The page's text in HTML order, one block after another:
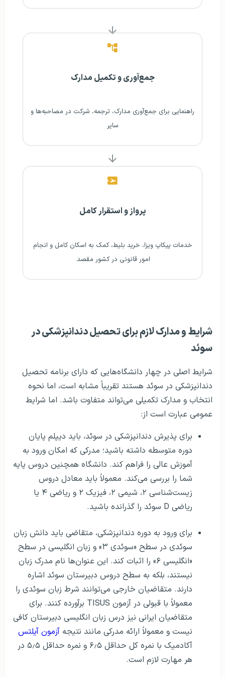
جمع‌آوری و تکمیل مدارک
راهنمایی برای جمع‌آوری مدارک، ترجمه، شرکت در مصاحبه‌ها و
سایر
پرواز و استقرار کامل
خدمات پیکاپ ویزا، خرید بلیط، کمک به اسکان کامل و انجام
امور قانونی در کشور مقصد.
شرایط و مدارک لازم برای تحصیل دندانپزشکی در
سوئد
شرایط اصلی در چهار دانشگاه‌هایی که دارای برنامه تحصیل
دندانپزشکی در سوئد هستند تقریباً مشابه است، اما نحوه
انتخاب و مدارک تکمیلی می‌تواند متفاوت باشد. اما شرایط
عمومی عبارت است از:
برای پذیرش دندانپزشکی در سوئد، باید دیپلم پایان
دوره متوسطه داشته باشید؛ مدرکی که امکان ورود به
آموزش عالی را فراهم کند. دانشگاه همچنین دروس پایه
شما را بررسی می‌کند. معمولاً باید معادل دروس
زیست‌شناسی ۲، شیمی ۲، فیزیک ۲ و ریاضی ۴ یا
ریاضی D سوئد را گذرانده باشید.
برای ورود به دوره دندانپزشکی، متقاضی باید دانش زبان
سوئدی در سطح «سوئدی ۳» و زبان انگلیسی در سطح
«انگلیسی ۶» را اثبات کند. این عنوان‌ها نام مدرک زبان
نیستند، بلکه به سطح دروس دبیرستان سوئد اشاره
دارند. متقاضیان خارجی می‌توانند شرط زبان سوئدی را
معمولاً با قبولی در آزمون TISUS برآورده کنند. برای
متقاضیان ایرانی نیز درس زبان انگلیسی دبیرستان کافی
نیست و معمولاً ارائه مدرکی مانند نتیجه آزمون آیلتس
آکادمیک با نمره کل حداقل ۶٫۵ و نمره حداقل ۵٫۵ در
هر مهارت لازم است.